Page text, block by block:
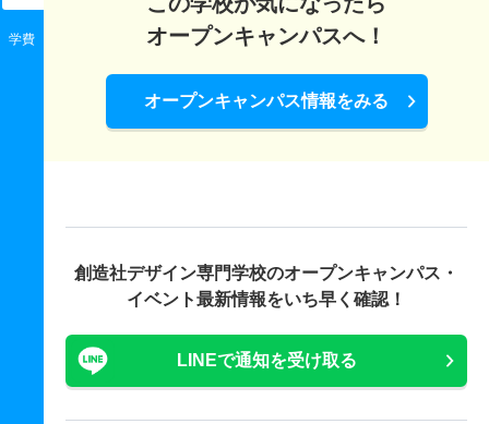
学費
オープンキャンパスへ！
オープンキャンパス情報をみる
創造社デザイン専門学校のオープンキャンパス・
イベント最新情報をいち早く確認！
LINEで通知を受け取る